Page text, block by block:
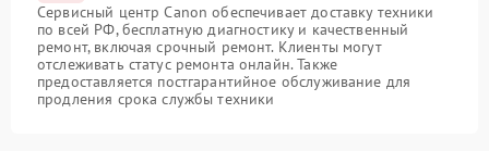
Сервисный центр Canon обеспечивает доставку техники
по всей РФ, бесплатную диагностику и качественный
ремонт, включая срочный ремонт. Клиенты могут
отслеживать статус ремонта онлайн. Также
предоставляется постгарантийное обслуживание для
продления срока службы техники